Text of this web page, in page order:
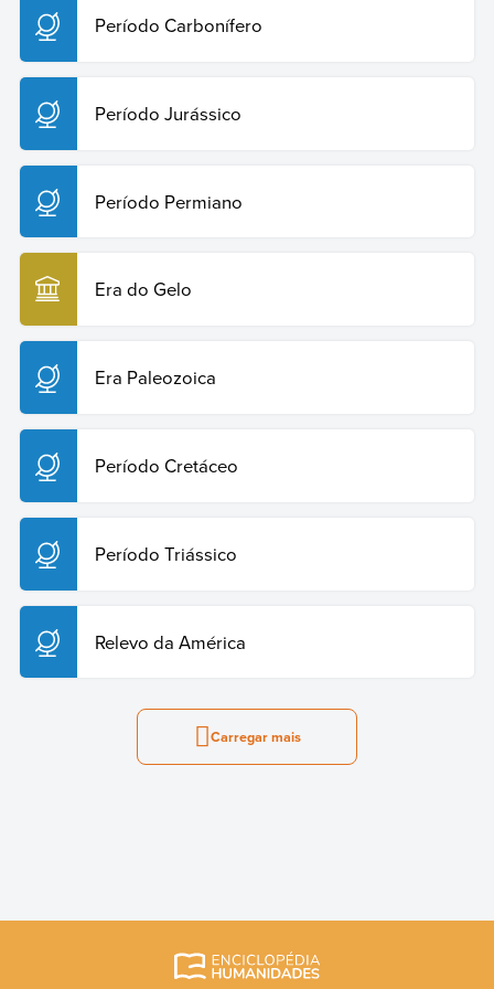
Período Carbonífero
Período Jurássico
Período Permiano
Era do Gelo
Era Paleozoica
Período Cretáceo
Período Triássico
Relevo da América
Carregar mais